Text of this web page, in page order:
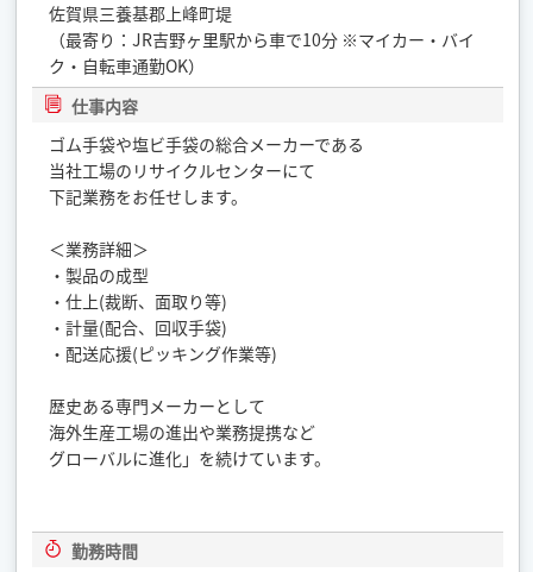
佐賀県三養基郡上峰町堤
（最寄り：JR吉野ヶ里駅から車で10分 ※マイカー・バイ
ク・自転車通勤OK）
仕事内容
ゴム手袋や塩ビ手袋の総合メーカーである
当社工場のリサイクルセンターにて
下記業務をお任せします。
＜業務詳細＞
・製品の成型
・仕上(裁断、面取り等)
・計量(配合、回収手袋)
・配送応援(ピッキング作業等)
歴史ある専門メーカーとして
海外生産工場の進出や業務提携など
グローバルに進化」を続けています。
勤務時間